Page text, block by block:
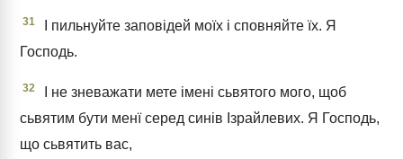
31
І пильнуйте заповідей моїх і сповняйте їх. Я
Господь.
32
І не зневажати мете імені сьвятого мого, щоб
сьвятим бути менї серед синів Ізрайлевих. Я Господь,
що сьвятить вас,